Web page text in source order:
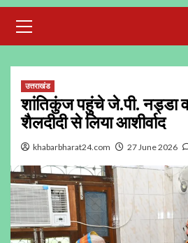
Menu
उत्तराखंड
शांतिकुंज पहुंचे जे.पी. नड्डा व
शैलदीदी से लिया आशीर्वाद
khabarbharat24.com 27 June 2026